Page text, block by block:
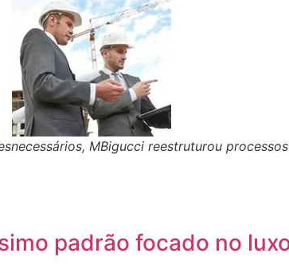
MBigucci reestruturou
padrão focado no